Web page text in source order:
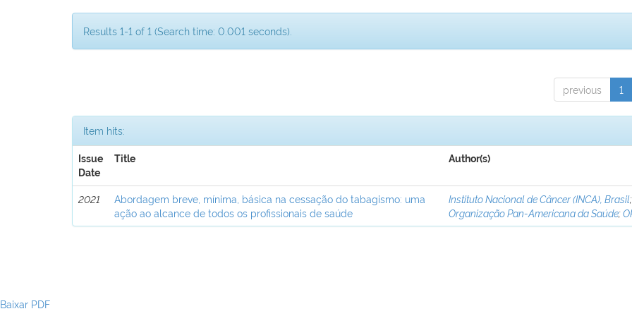
Results 1-1 of 1 (Search time: 0.001 seconds).
previous 1
Item hits:
Issue
Date
Title Author(s)
2021
Abordagem breve, mínima, básica na cessação do tabagismo: uma
ação ao alcance de todos os profissionais de saúde
Instituto Nacional de Câncer (INCA), Brasil;
Organização Pan-Americana da Saúde;
Baixar PDF